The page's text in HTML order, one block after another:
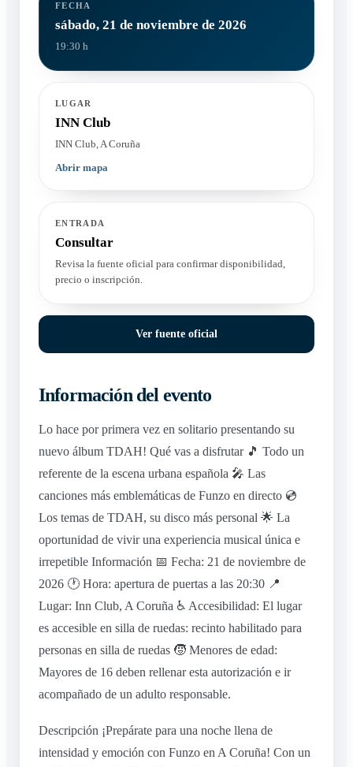
FECHA
sábado, 21 de noviembre de 2026
19:30 h
LUGAR
INN Club
INN Club, A Coruña
Abrir mapa
ENTRADA
Consultar
Revisa la fuente oficial para confirmar disponibilidad,
precio o inscripción.
Ver fuente oficial
Información del evento
Lo hace por primera vez en solitario presentando su
nuevo álbum TDAH! Qué vas a disfrutar 🎵 Todo un
referente de la escena urbana española 🎤 Las
canciones más emblemáticas de Funzo en directo 💿
Los temas de TDAH, su disco más personal 🌟 La
oportunidad de vivir una experiencia musical única e
irrepetible Información 📅 Fecha: 21 de noviembre de
2026 🕐 Hora: apertura de puertas a las 20:30 📍
Lugar: Inn Club, A Coruña ♿ Accesibilidad: El lugar
es accesible en silla de ruedas: recinto habilitado para
personas en silla de ruedas 🧒 Menores de edad:
Mayores de 16 deben rellenar esta autorización e ir
acompañado de un adulto responsable.
Descripción ¡Prepárate para una noche llena de
intensidad y emoción con Funzo en A Coruña! Con un